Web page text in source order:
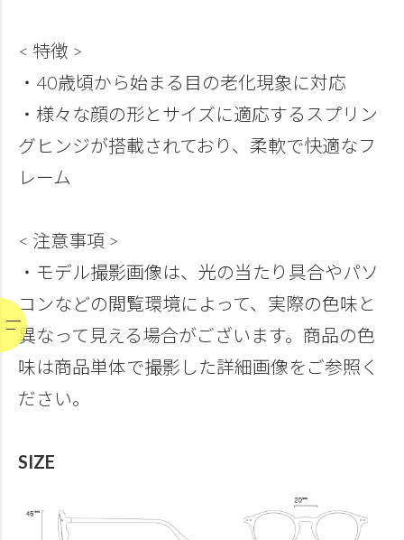
< 特徴 >
・40歳頃から始まる目の老化現象に対応
・様々な顔の形とサイズに適応するスプリン
グヒンジが搭載されており、柔軟で快適なフ
レーム
< 注意事項 >
・モデル撮影画像は、光の当たり具合やパソ
コンなどの閲覧環境によって、実際の色味と
異なって見える場合がございます。商品の色
味は商品単体で撮影した詳細画像をご参照く
ださい。
SIZE